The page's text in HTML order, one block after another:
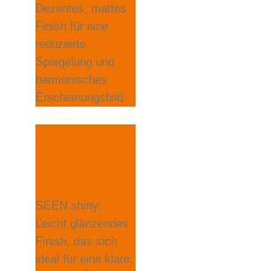
Dezentes, mattes
Finish für eine
reduzierte
Spiegelung und
harmonisches
Erscheinungsbild.
SEEN shiny:
Leicht glänzendes
Finish, das sich
ideal für eine klare,